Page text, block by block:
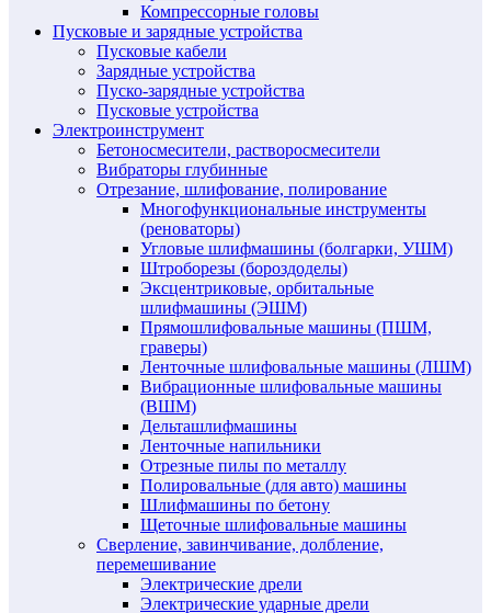
Компрессорные головы
Пусковые и зарядные устройства
Пусковые кабели
Зарядные устройства
Пуско-зарядные устройства
Пусковые устройства
Электроинструмент
Бетоносмесители, растворосмесители
Вибраторы глубинные
Отрезание, шлифование, полирование
Многофункциональные инструменты
(реноваторы)
Угловые шлифмашины (болгарки, УШМ)
Штроборезы (бороздоделы)
Эксцентриковые, орбитальные
шлифмашины (ЭШМ)
Прямошлифовальные машины (ПШМ,
граверы)
Ленточные шлифовальные машины (ЛШМ)
Вибрационные шлифовальные машины
(ВШМ)
Дельташлифмашины
Ленточные напильники
Отрезные пилы по металлу
Полировальные (для авто) машины
Шлифмашины по бетону
Щеточные шлифовальные машины
Сверление, завинчивание, долбление,
перемешивание
Электрические дрели
Электрические ударные дрели